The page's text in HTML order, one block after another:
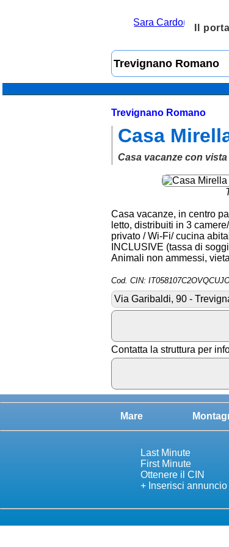
Il
Trevignano Romano
Casa
Casa vacanze con
Casa vacanze, in centro
letto, distribuiti in 3
privato / Wi-Fi/ cucina
INCLUSIVE (tassa di
Animali non ammessi,
Cod. CIN:
Via Garibaldi, 90 -
Contatta la struttura per
Mare
Last Minute
First Minute
Ottenere il CIN
+ Inserisci annuncio